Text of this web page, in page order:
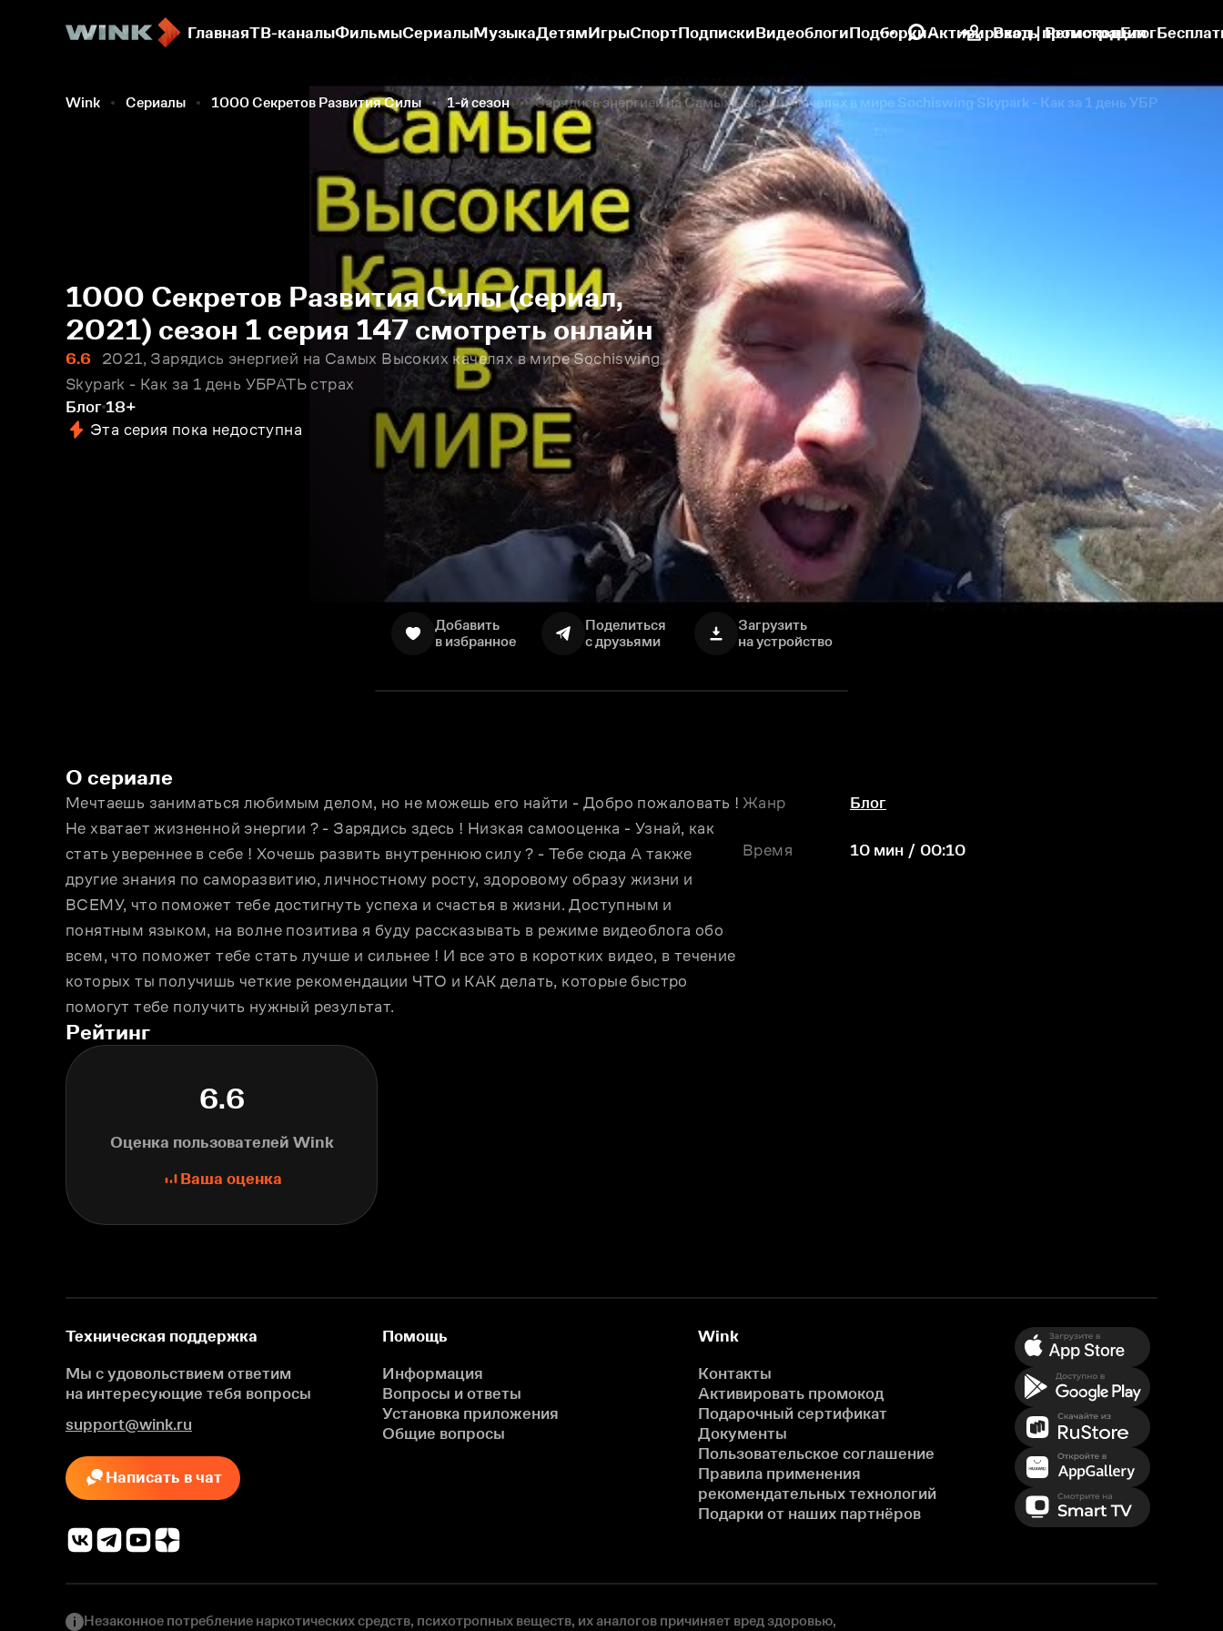
ГлавнаяТВ-каналыФильмыСериалыМузыкаДетямИгрыСпортПодпискиВидеоблогиПодборкиАктивировать промокодБлог
Вход | Регистрация
Wink Сериалы 1000 Секретов Развития Силы 1-й сезон Зарядись энергией на Самых Высоких качелях в мире Sochiswing Skypark - Как за 1 день УБРАТЬ страх
1000 Секретов Развития Силы (сериал,
2021) сезон 1 серия 147 смотреть онлайн
6.6
2021, Зарядись энергией на Самых Высоких качелях в мире Sochiswing
Skypark - Как за 1 день УБРАТЬ страх
Блог 18+
Эта серия пока недоступна
Добавить
в избранное
Поделиться
с друзьями
Загрузить
на устройство
О сериале
Мечтаешь заниматься любимым делом, но не можешь его найти - Добро пожаловать !
Не хватает жизненной энергии ? - Зарядись здесь ! Низкая самооценка - Узнай, как
стать увереннее в себе ! Хочешь развить внутреннюю силу ? - Тебе сюда А также
другие знания по саморазвитию, личностному росту, здоровому образу жизни и
ВСЕМУ, что поможет тебе достигнуть успеха и счастья в жизни. Доступным и
понятным языком, на волне позитива я буду рассказывать в режиме видеоблога обо
всем, что поможет тебе стать лучше и сильнее ! И все это в коротких видео, в течение
которых ты получишь четкие рекомендации ЧТО и КАК делать, которые быстро
помогут тебе получить нужный результат.
Жанр Блог
Время 10 мин / 00:10
Рейтинг
6.6
Оценка пользователей Wink
Ваша оценка
Техническая поддержка
Мы с удовольствием ответим
на интересующие тебя вопросы
support@wink.ru
Написать в чат
Помощь
Информация
Вопросы и ответы
Установка приложения
Общие вопросы
Wink
Контакты
Активировать промокод
Подарочный сертификат
Документы
Пользовательское соглашение
Правила применения
рекомендательных технологий
Подарки от наших партнёров
Незаконное потребление наркотических средств, психотропных веществ, их аналогов причиняет вред здоровью,